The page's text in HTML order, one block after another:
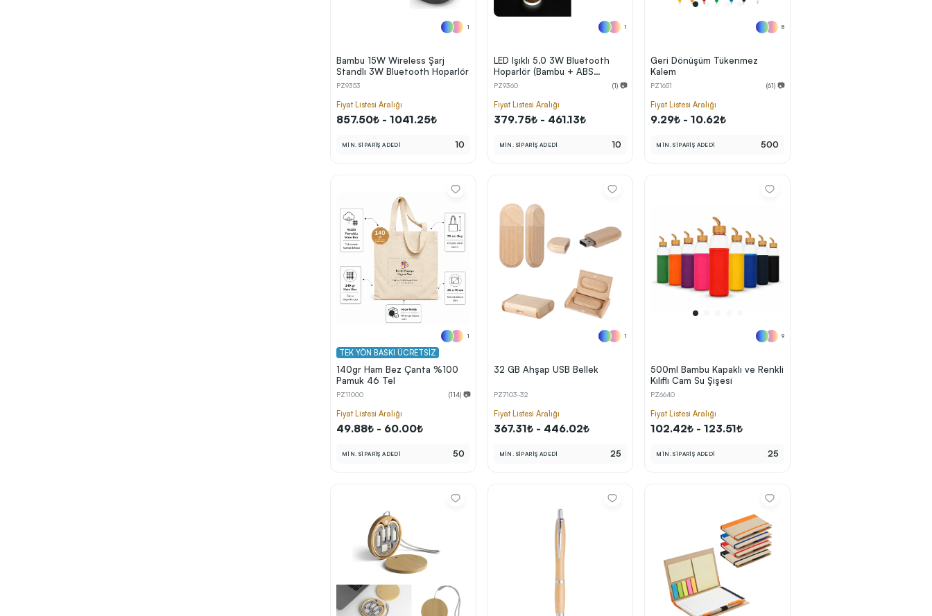
1
Bambu 15W Wireless Şarj
Standlı 3W Bluetooth Hoparlör
PZ9353
Fiyat Listesi Aralığı
857.50₺ - 1041.25₺
MİN. SİPARİŞ ADEDİ 10
1
LED Işıklı 5.0 3W Bluetooth
Hoparlör (Bambu + ABS
Gövde, PU Deri Askılı)
PZ9360 (1) 📷
Fiyat Listesi Aralığı
379.75₺ - 461.13₺
MİN. SİPARİŞ ADEDİ 10
8
Geri Dönüşüm Tükenmez
Kalem
PZ1651 (61) 📷
Fiyat Listesi Aralığı
9.29₺ - 10.62₺
MİN. SİPARİŞ ADEDİ 500
1
TEK YÖN BASKI ÜCRETSİZ
140gr Ham Bez Çanta %100
Pamuk 46 Tel
PZ11000 (114) 📷
Fiyat Listesi Aralığı
49.88₺ - 60.00₺
MİN. SİPARİŞ ADEDİ 50
1
32 GB Ahşap USB Bellek
PZ7103-32
Fiyat Listesi Aralığı
367.31₺ - 446.02₺
MİN. SİPARİŞ ADEDİ 25
9
500ml Bambu Kapaklı ve Renkli
Kılıflı Cam Su Şişesi
PZ6640
Fiyat Listesi Aralığı
102.42₺ - 123.51₺
MİN. SİPARİŞ ADEDİ 25